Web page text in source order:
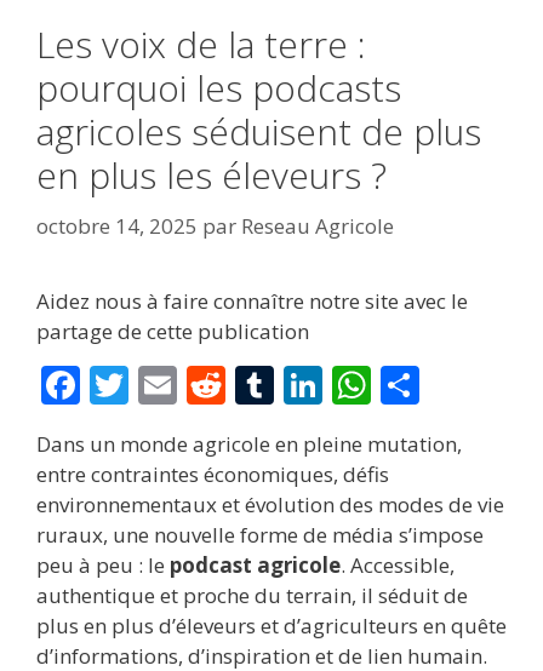
Les voix de la terre :
pourquoi les podcasts
agricoles séduisent de plus
en plus les éleveurs ?
octobre 14, 2025 par Reseau Agricole
Aidez nous à faire connaître notre site avec le
partage de cette publication
F
e
b
o
o
k
T
itt
er
E
ai
l
R
e
d
di
t
T
m
bl
r
Li
n
k
e
dI
n
W
at
s
A
p
p
ar
ta
g
er
Dans un monde agricole en pleine mutation,
entre contraintes économiques, défis
environnementaux et évolution des modes de vie
ruraux, une nouvelle forme de média s’impose
peu à peu : le podcast agricole. Accessible,
authentique et proche du terrain, il séduit de
plus en plus d’éleveurs et d’agriculteurs en quête
d’informations, d’inspiration et de lien humain.